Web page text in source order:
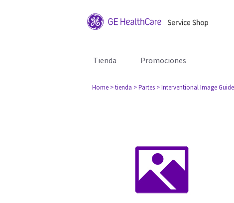
Tienda Promociones
Home > tienda > Partes > Interventional Image